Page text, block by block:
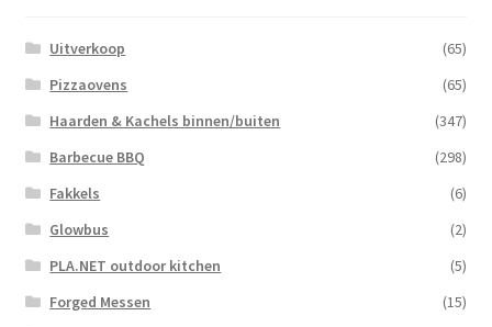
Uitverkoop
(65)
Pizzaovens
(65)
Haarden & Kachels binnen/buiten
(347)
Barbecue BBQ
(298)
Fakkels
(6)
Glowbus
(2)
PLA.NET outdoor kitchen
(5)
Forged Messen
(15)